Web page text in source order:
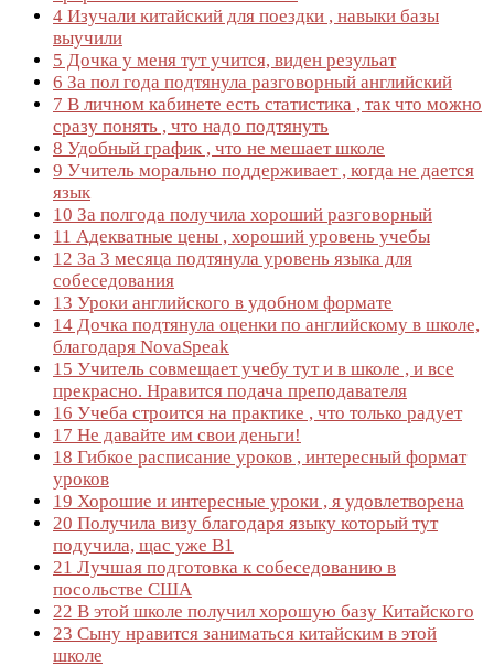
4 Изучали китайский для поездки , навыки базы
выучили
5 Дочка у меня тут учится, виден резульат
6 За пол года подтянула разговорный английский
7 В личном кабинете есть статистика , так что можно
сразу понять , что надо подтянуть
8 Удобный график , что не мешает школе
9 Учитель морально поддерживает , когда не дается
язык
10 За полгода получила хороший разговорный
11 Адекватные цены , хороший уровень учебы
12 За 3 месяца подтянула уровень языка для
собеседования
13 Уроки английского в удобном формате
14 Дочка подтянула оценки по английскому в школе,
благодаря NovaSpeak
15 Учитель совмещает учебу тут и в школе , и все
прекрасно. Нравится подача преподавателя
16 Учеба строится на практике , что только радует
17 Не давайте им свои деньги!
18 Гибкое расписание уроков , интересный формат
уроков
19 Хорошие и интересные уроки , я удовлетворена
20 Получила визу благодаря языку который тут
подучила, щас уже B1
21 Лучшая подготовка к собеседованию в
посольстве США
22 В этой школе получил хорошую базу Китайского
23 Сыну нравится заниматься китайским в этой
школе